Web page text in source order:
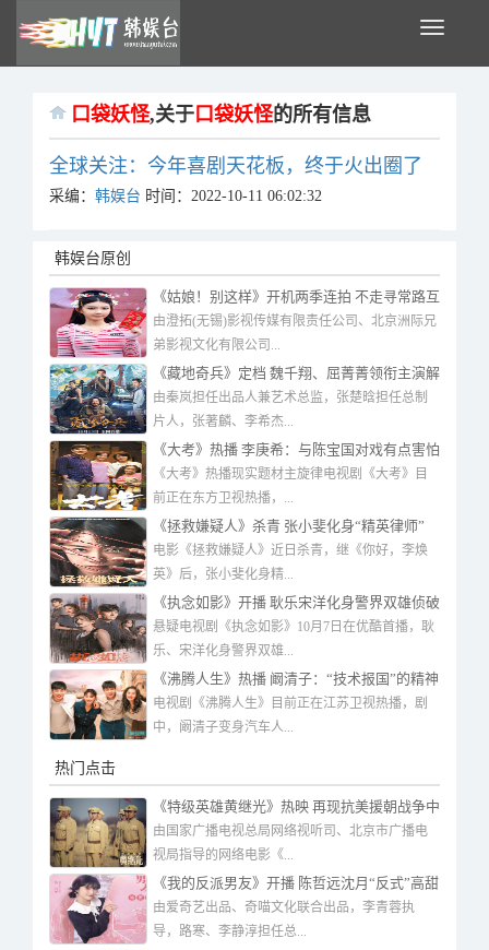
Toggle
口袋妖怪,关于 口袋妖怪的所有信息
全球关注：今年喜剧天花板，终于火出圈了
采编： 韩娱台 时间：2022-10-11 06:02:32
韩娱台原创
《姑娘！别这样》开机两季连拍 不走寻常路互
玩“猫鼠游戏”
由澄拓(无锡)影视传媒有限责任公司、北京洲际兄
弟影视文化有限公司...
《藏地奇兵》定档 魏千翔、屈菁菁领衔主演解
锁藏地硬核密码
由秦岚担任出品人兼艺术总监，张楚晗担任总制
片人，张著麟、李希杰...
《大考》热播 李庚希：与陈宝国对戏有点害怕
《大考》热播现实题材主旋律电视剧《大考》目
前正在东方卫视热播，...
《拯救嫌疑人》杀青 张小斐化身“精英律师”
被卷入阴谋
电影《拯救嫌疑人》近日杀青，继《你好，李焕
英》后，张小斐化身精...
《执念如影》开播 耿乐宋洋化身警界双雄侦破
连环迷案
悬疑电视剧《执念如影》10月7日在优酷首播，耿
乐、宋洋化身警界双雄...
《沸腾人生》热播 阚清子：“技术报国”的精神
一直感染着我
电视剧《沸腾人生》目前正在江苏卫视热播，剧
中，阚清子变身汽车人...
热门点击
《特级英雄黄继光》热映 再现抗美援朝战争中
残酷的战场环境
由国家广播电视总局网络视听司、北京市广播电
视局指导的网络电影《...
《我的反派男友》开播 陈哲远沈月“反式”高甜
恋爱全员“沦陷”
由爱奇艺出品、奇喵文化联合出品，李青蓉执
导，路寒、李静淳担任总...